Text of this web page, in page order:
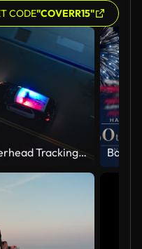
CODE"COVERR15"
Overhead Tracking Drone Shot of a Police Car Driving on a City Street with Lights On at Night